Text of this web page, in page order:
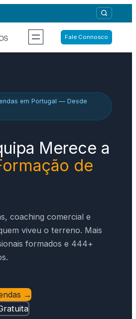
Fale Connosco
em Portugal — Desde
Merece a
de
coaching comercial e
viveu o terreno. Mais
formados e 444+
→